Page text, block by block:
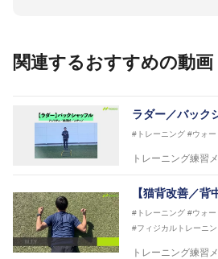
世代のサッカーを中心に
を派遣している。
さらには講演会やセミナ
に講師を派遣するなど後
「一人一人の健康な人生
からサポートし、一人一
生きと」生きる、そんな
ている。
関連するおすすめの動画
ラダー／バック
#トレーニング #ウォー
トレーニング練習
【猫背改善／背
#トレーニング #ウォー
#フィジカルトレーニ
トレーニング練習